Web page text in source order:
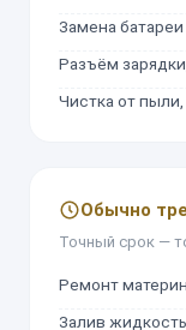
Замена батареи
Разъём
Чистка от
Обычно
Точный срок —
Ремонт
Залив